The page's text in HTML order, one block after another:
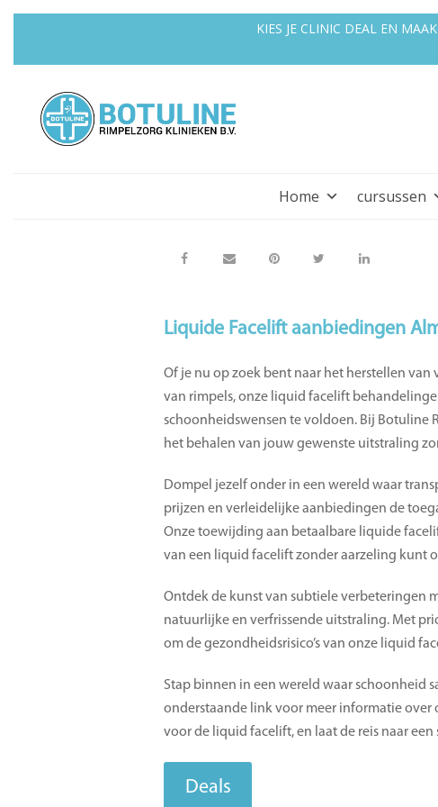
KIES JE CLINIC DEAL EN
Home cursussen
Liquide Facelift aanbiedingen
Of je nu op zoek bent naar het herstellen
van rimpels, onze liquid facelift
schoonheidswensen te voldoen. Bij Botuline
het behalen van jouw gewenste uitstraling
Dompel jezelf onder in een wereld waar
prijzen en verleidelijke aanbiedingen de
Onze toewijding aan betaalbare liquide
van een liquid facelift zonder aarzeling kunt
Ontdek de kunst van subtiele verbeteringen
natuurlijke en verfrissende uitstraling. Met
om de gezondheidsrisico’s van onze liquid
Stap binnen in een wereld waar schoonheid
onderstaande link voor meer informatie over
voor de liquid facelift, en laat de reis naar
Deals